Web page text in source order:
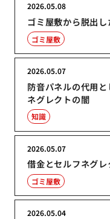
ゴミ屋敷から脱出
2026.05.08
ゴミ屋敷
防音パネルの代用
ネグレクトの闇
2026.05.07
知識
借金とセルフネグ
2026.05.07
ゴミ屋敷
2026.05.04